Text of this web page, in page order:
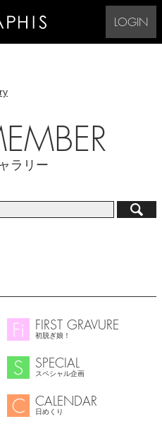
LOGIN
ラリー
FIRST GRAVURE
初脱ぎ娘！
SPECIAL
スペシャル企画
CALENDAR
日めくり